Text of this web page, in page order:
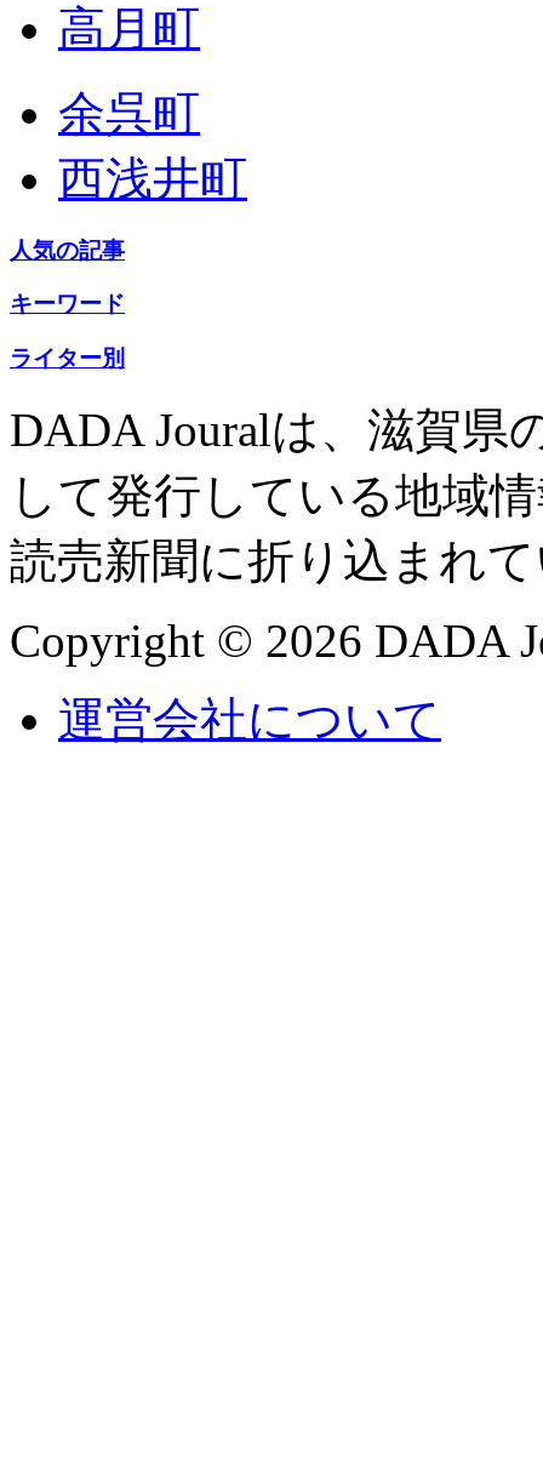
高月町
余呉町
西浅井町
人気の記事
キーワード
ライター別
DADA Jouralは、滋賀県
して発行している地域
読売新聞に折り込まれ
Copyright © 2026 DADA
運営会社について